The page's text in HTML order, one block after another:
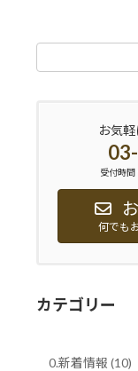
お気軽
受付時
何でも
カテゴリー
0.新着情報 (10)